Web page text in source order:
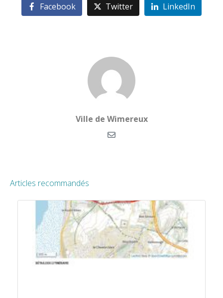
Facebook Twitter LinkedIn
Ville de Wimereux
Articles recommandés